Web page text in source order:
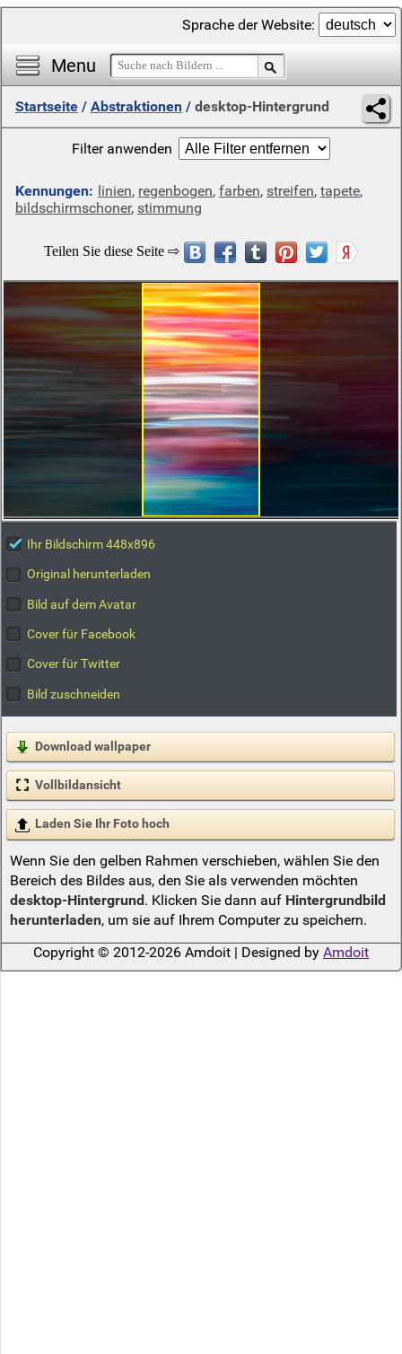
Menu
Sprache der Website:
Startseite / Abstraktionen / desktop-Hintergrund
Filter anwenden
Kennungen: linien, regenbogen, farben, streifen, tapete,
bildschirmschoner, stimmung
Ihr Bildschirm 448x896
Original herunterladen
Bild auf dem Avatar
Cover für Facebook
Cover für Twitter
Bild zuschneiden
Download wallpaper
Vollbildansicht
Laden Sie Ihr Foto hoch
Wenn Sie den gelben Rahmen verschieben, wählen Sie den
Bereich des Bildes aus, den Sie als verwenden möchten
desktop-Hintergrund. Klicken Sie dann auf Hintergrundbild
herunterladen, um sie auf Ihrem Computer zu speichern.
Copyright © 2012-2026 Amdoit | Designed by Amdoit